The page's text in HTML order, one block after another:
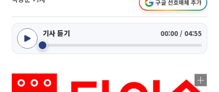
구글 선호매체 추가
기사 듣기 00:00 / 04:55